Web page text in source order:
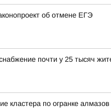
об отмене ЕГЭ
почти у 25 тысяч
кластера по огранке